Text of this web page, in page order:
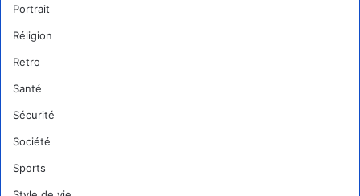
Portrait
Réligion
Retro
Santé
Sécurité
Société
Sports